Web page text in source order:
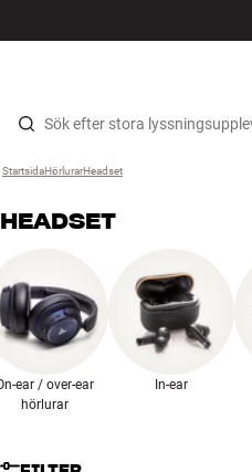
Hopp til innhold
Högtalare
Surround
TV
Kablar
Startsida ›
Hörlurar ›
Headset
HEADSET
ear / over-ear
hörlurar
In-ear